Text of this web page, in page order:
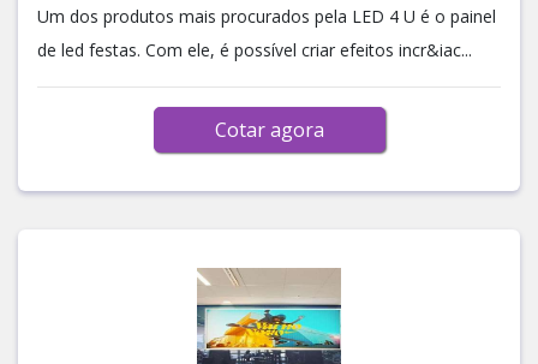
Um dos produtos mais procurados pela LED 4 U é o painel
de led festas. Com ele, é possível criar efeitos incr&iac...
Cotar agora